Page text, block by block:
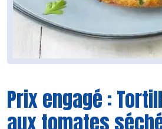
Prix engagé :
aux tomates